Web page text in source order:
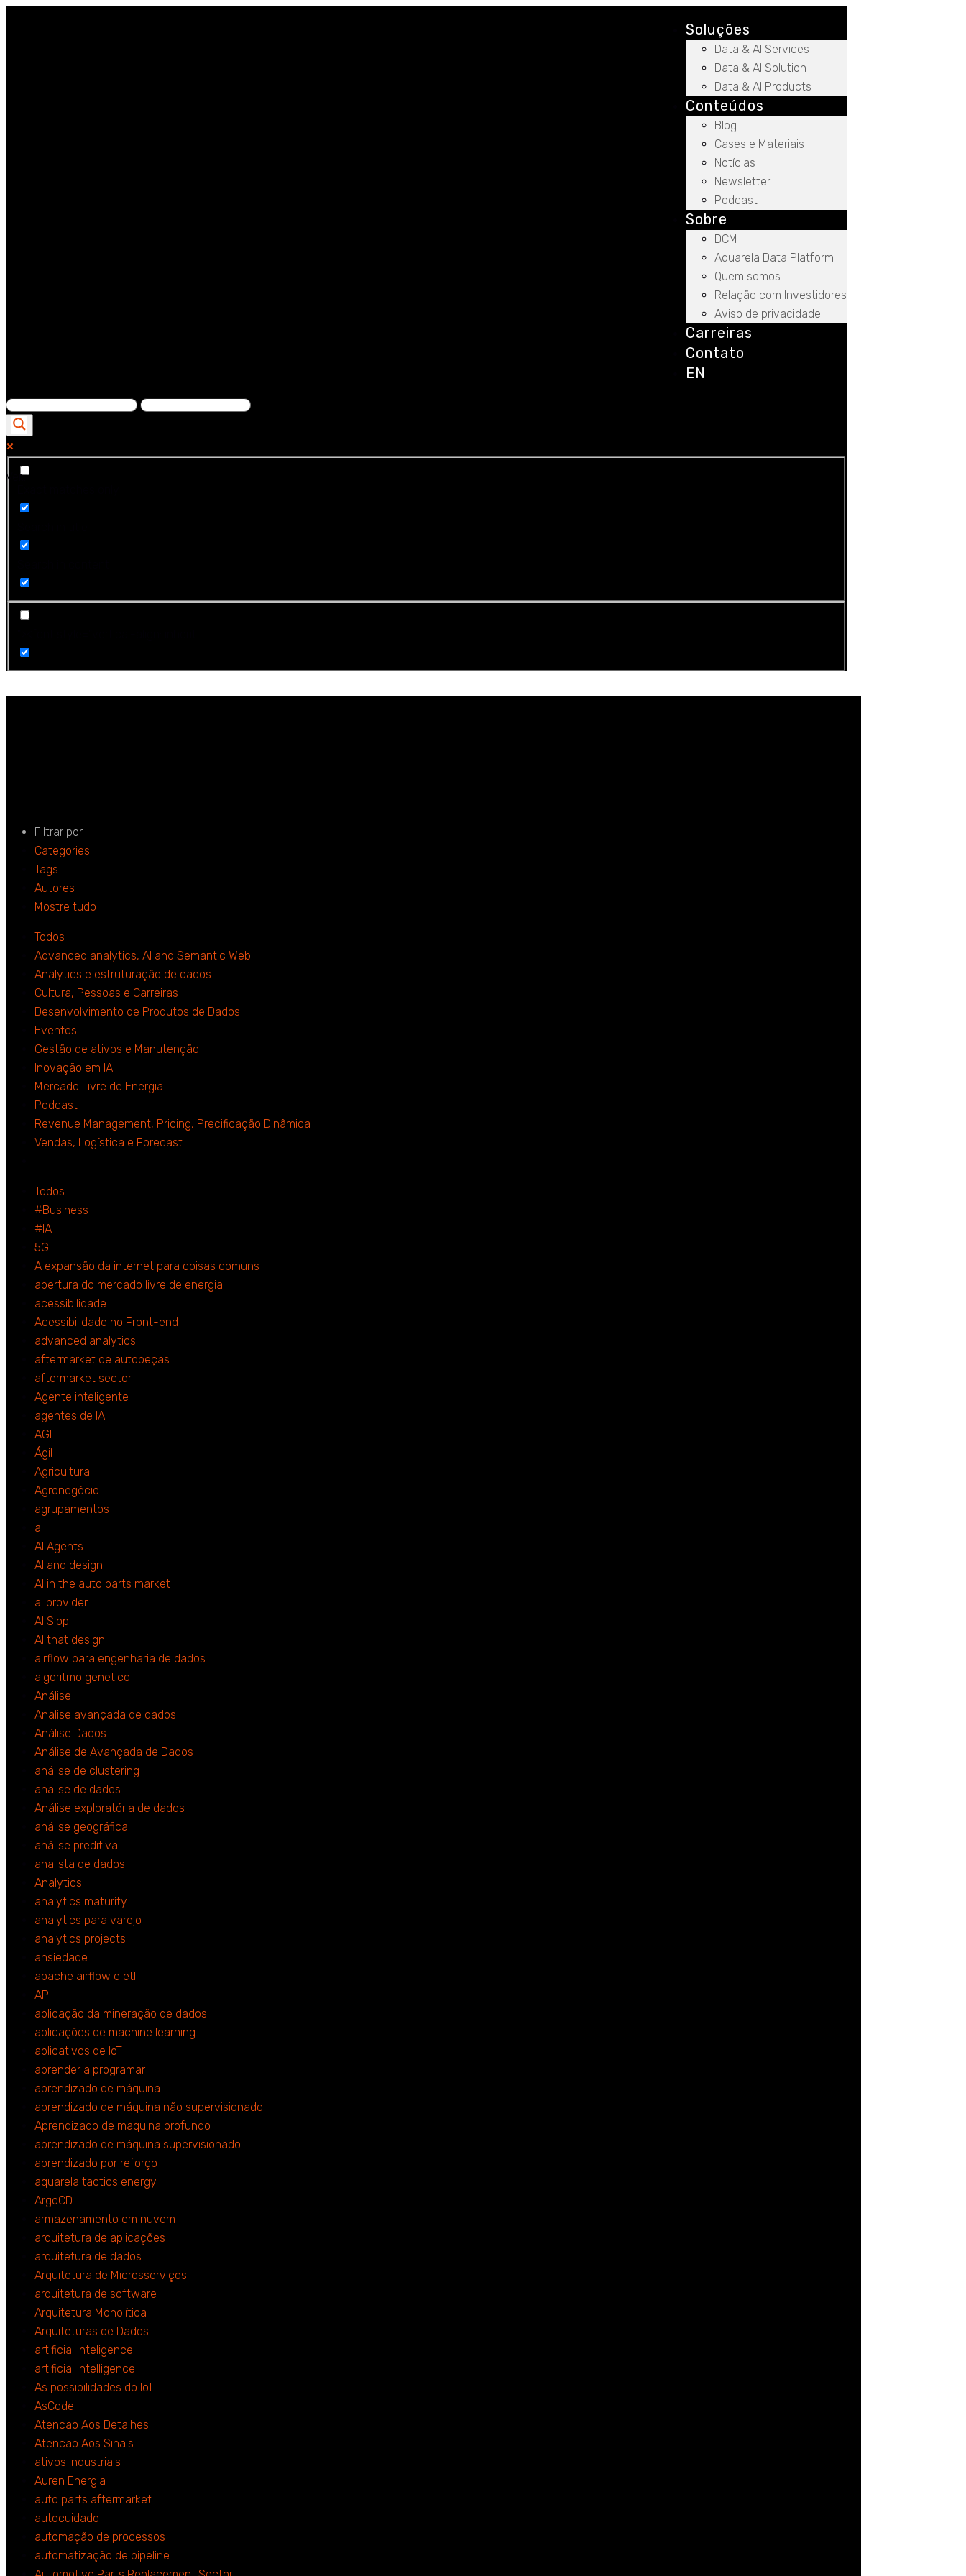
Soluções
Data & AI Services
Data & AI Solution
Data & AI Products
Conteúdos
Blog
Cases e Materiais
Notícias
Newsletter
Podcast
Sobre
DCM
Aquarela Data Platform
Quem somos
Relação com Investidores
Aviso de privacidade
Carreiras
Contato
EN
Ver...
Filtrar por
Categories
Tags
Autores
Mostre tudo
Todos
Advanced analytics, AI and Semantic Web
Analytics e estruturação de dados
Cultura, Pessoas e Carreiras
Desenvolvimento de Produtos de Dados
Eventos
Gestão de ativos e Manutenção
Inovação em IA
Mercado Livre de Energia
Podcast
Revenue Management, Pricing, Precificação Dinâmica
Vendas, Logística e Forecast
Todos
#Business
#IA
5G
A expansão da internet para coisas comuns
abertura do mercado livre de energia
acessibilidade
Acessibilidade no Front-end
advanced analytics
aftermarket de autopeças
aftermarket sector
Agente inteligente
agentes de IA
AGI
Ágil
Agricultura
Agronegócio
agrupamentos
ai
AI Agents
AI and design
AI in the auto parts market
ai provider
AI Slop
AI that design
airflow para engenharia de dados
algoritmo genetico
Análise
Analise avançada de dados
Análise Dados
Análise de Avançada de Dados
análise de clustering
analise de dados
Análise exploratória de dados
análise geográfica
análise preditiva
analista de dados
Analytics
analytics maturity
analytics para varejo
analytics projects
ansiedade
apache airflow e etl
API
aplicação da mineração de dados
aplicações de machine learning
aplicativos de IoT
aprender a programar
aprendizado de máquina
aprendizado de máquina não supervisionado
Aprendizado de maquina profundo
aprendizado de máquina supervisionado
aprendizado por reforço
aquarela tactics energy
ArgoCD
armazenamento em nuvem
arquitetura de aplicações
arquitetura de dados
Arquitetura de Microsserviços
arquitetura de software
Arquitetura Monolítica
Arquiteturas de Dados
artificial inteligence
artificial intelligence
As possibilidades do IoT
AsCode
Atencao Aos Detalhes
Atencao Aos Sinais
ativos industriais
Auren Energia
auto parts aftermarket
autocuidado
automação de processos
automatização de pipeline